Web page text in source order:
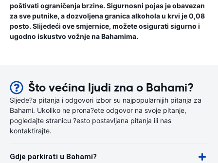
poštivati ​​ograničenja brzine. Sigurnosni pojas je obavezan
za sve putnike, a dozvoljena granica alkohola u krvi je 0,08
posto. Slijedeći ove smjernice, možete osigurati sigurno i
ugodno iskustvo vožnje na Bahamima.
Što većina ljudi zna o Bahami?
Sljede?a pitanja i odgovori izbor su najpopularnijih pitanja za
Bahami. Ukoliko ne prona?ete odgovor na svoje pitanje,
pogledajte stranicu ?esto postavljana pitanja ili nas
kontaktirajte.
Gdje parkirati u Bahami?